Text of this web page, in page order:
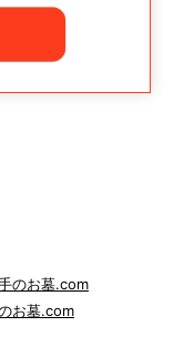
のお墓.com
お墓.com